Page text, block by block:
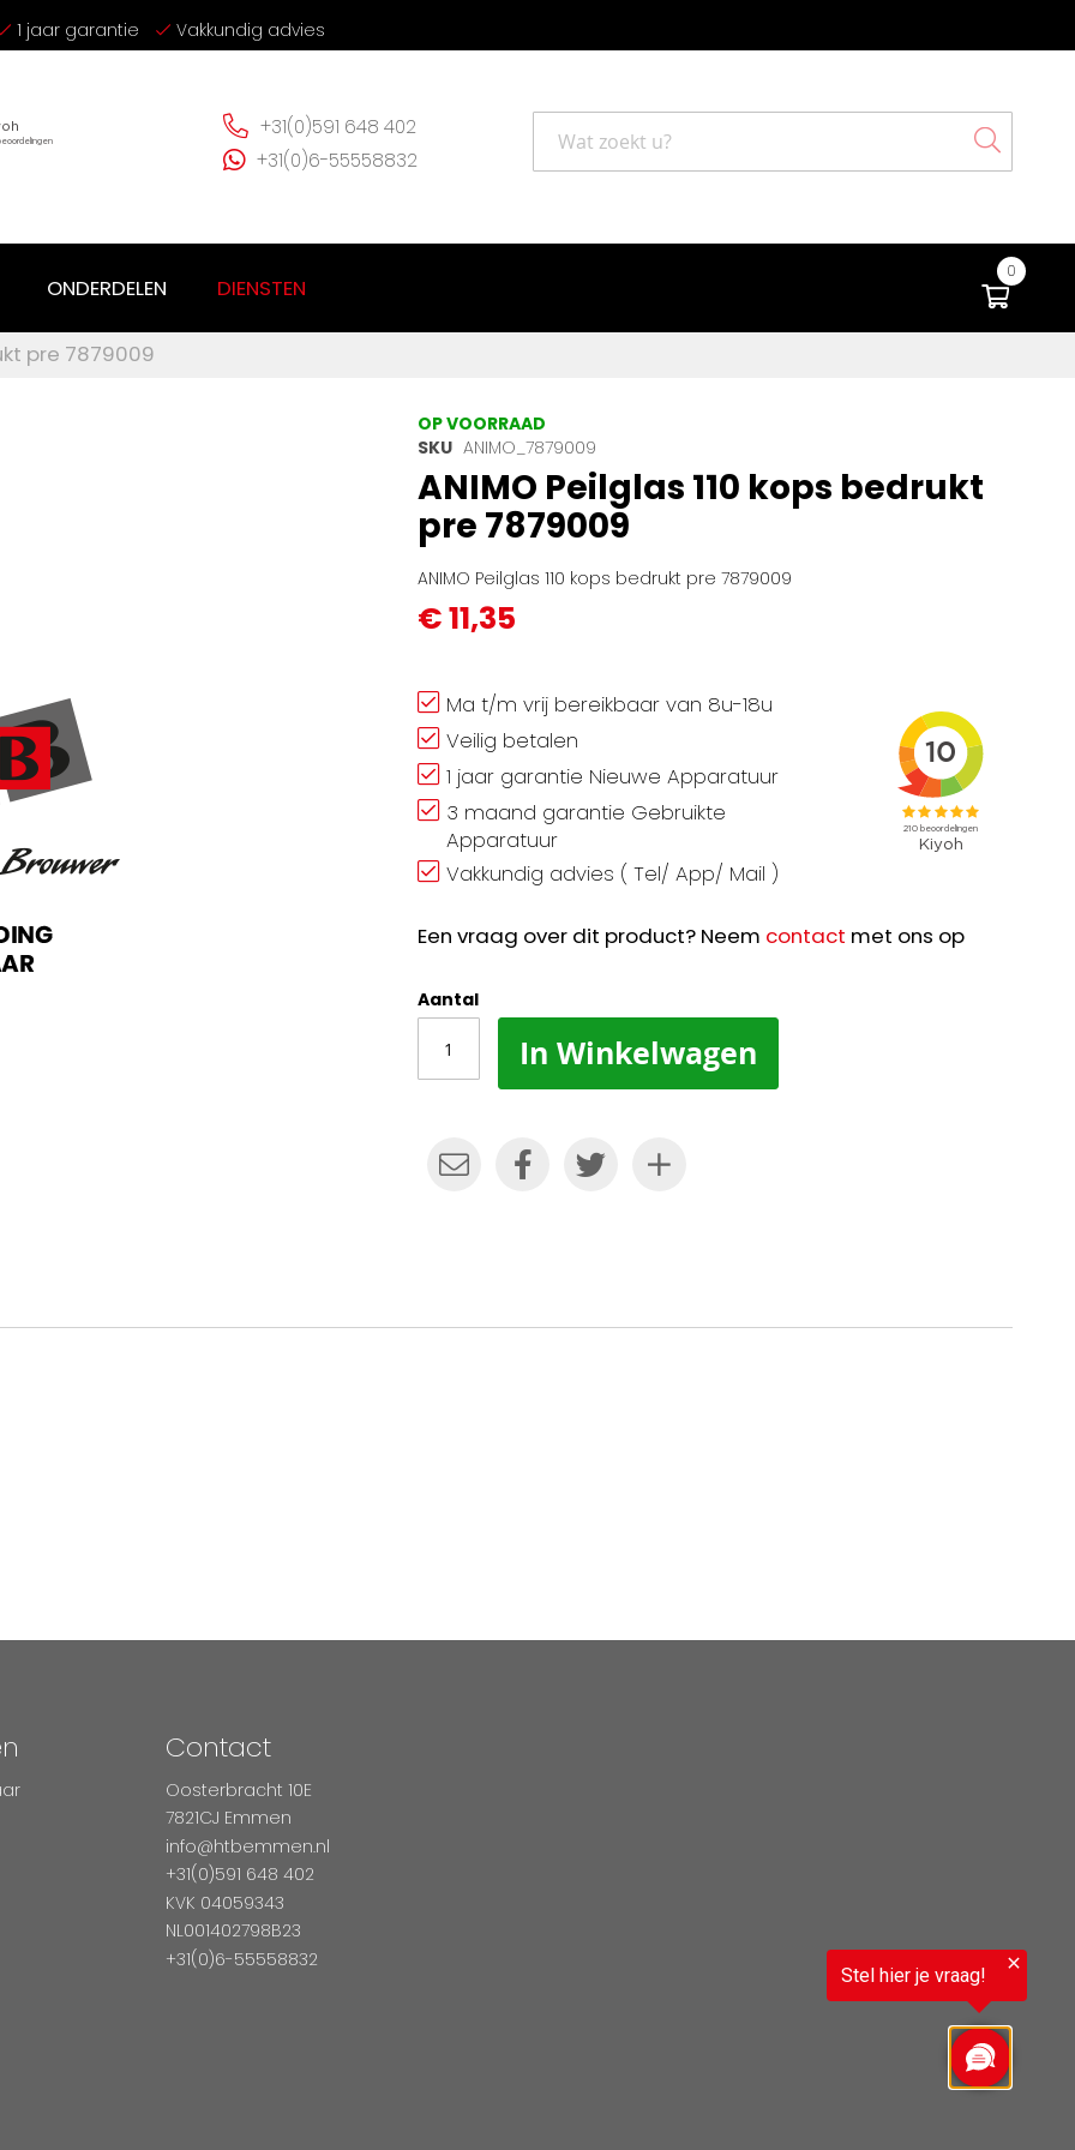
1 jaar garantie Vakkundig advies
+31(0)591 648 402
+31(0)6-55558832
Search
0
ONDERDELEN DIENSTEN
pre 7879009
OP VOORRAAD
SKU ANIMO_7879009
ANIMO Peilglas 110 kops bedrukt
pre 7879009
ANIMO Peilglas 110 kops bedrukt pre 7879009
€ 11,35
Ma t/m vrij bereikbaar van 8u-18u
Veilig betalen
1 jaar garantie Nieuwe Apparatuur
3 maand garantie Gebruikte
Apparatuur
Vakkundig advies ( Tel/ App/ Mail )
Een vraag over dit product? Neem contact met ons op
Aantal
In Winkelwagen
Contact
Oosterbracht 10E
7821CJ Emmen
info@htbemmen.nl
+31(0)591 648 402
KVK 04059343
NL001402798B23
+31(0)6-55558832